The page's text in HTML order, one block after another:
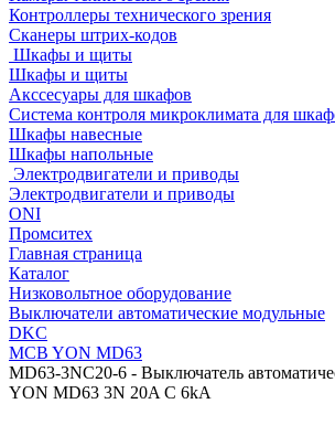
Контроллеры технического зрения
Сканеры штрих-кодов
Шкафы и щиты
Шкафы и щиты
Акссесуары для шкафов
Система контроля микроклимата для
Шкафы навесные
Шкафы напольные
Электродвигатели и приводы
Электродвигатели и приводы
ONI
Промситех
Главная страница
Каталог
Низковольтное оборудование
Выключатели автоматические модульные
DKC
MCB YON MD63
MD63-3NC20-6 - Выключатель
YON MD63 3N 20A C 6kA